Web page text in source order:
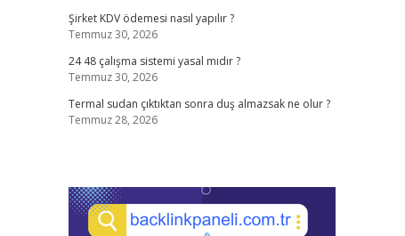
Şirket KDV ödemesi nasıl yapılır ?
Temmuz 30, 2026
24 48 çalışma sistemi yasal mıdır ?
Temmuz 30, 2026
Termal sudan çıktıktan sonra duş almazsak ne olur ?
Temmuz 28, 2026